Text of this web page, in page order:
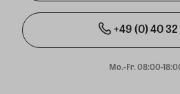
+49 (0) 40 32
Mo.-Fr. 08:00-